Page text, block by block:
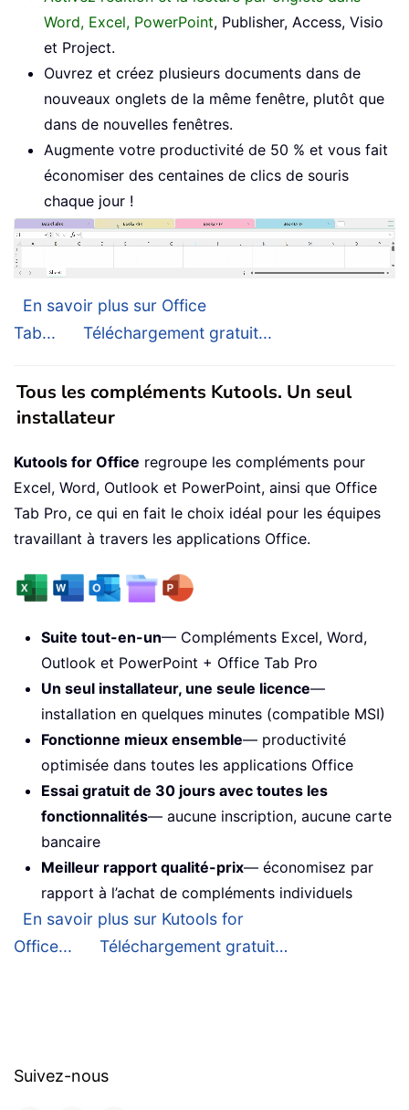
Word, Excel, PowerPoint, Publisher, Access, Visio
et Project.
Ouvrez et créez plusieurs documents dans de
nouveaux onglets de la même fenêtre, plutôt que
dans de nouvelles fenêtres.
Augmente votre productivité de 50 % et vous fait
économiser des centaines de clics de souris
chaque jour !
En savoir plus sur Office
Tab...
Téléchargement gratuit...
Tous les compléments Kutools. Un seul
installateur
Kutools for Office regroupe les compléments pour
Excel, Word, Outlook et PowerPoint, ainsi que Office
Tab Pro, ce qui en fait le choix idéal pour les équipes
travaillant à travers les applications Office.
Suite tout-en-un— Compléments Excel, Word,
Outlook et PowerPoint + Office Tab Pro
Un seul installateur, une seule licence—
installation en quelques minutes (compatible MSI)
Fonctionne mieux ensemble— productivité
optimisée dans toutes les applications Office
Essai gratuit de 30 jours avec toutes les
fonctionnalités— aucune inscription, aucune carte
bancaire
Meilleur rapport qualité-prix— économisez par
rapport à l’achat de compléments individuels
En savoir plus sur Kutools for
Office...
Téléchargement gratuit…
Suivez-nous